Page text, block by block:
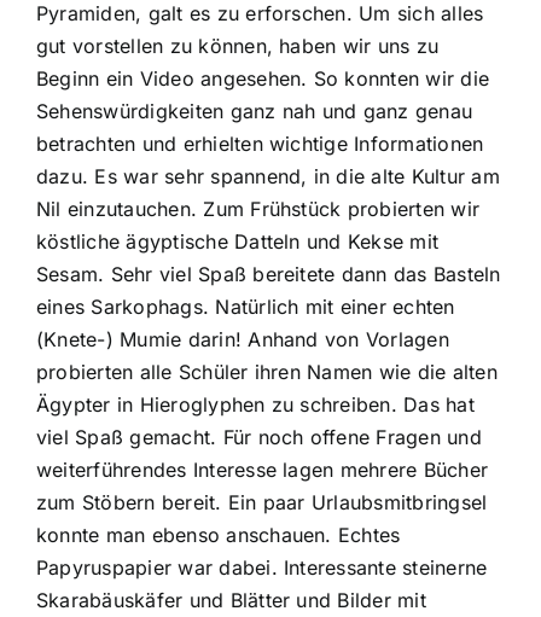
Pyramiden, galt es zu erforschen. Um sich alles
gut vorstellen zu können, haben wir uns zu
Beginn ein Video angesehen. So konnten wir die
Sehenswürdigkeiten ganz nah und ganz genau
betrachten und erhielten wichtige Informationen
dazu. Es war sehr spannend, in die alte Kultur am
Nil einzutauchen. Zum Frühstück probierten wir
köstliche ägyptische Datteln und Kekse mit
Sesam. Sehr viel Spaß bereitete dann das Basteln
eines Sarkophags. Natürlich mit einer echten
(Knete-) Mumie darin! Anhand von Vorlagen
probierten alle Schüler ihren Namen wie die alten
Ägypter in Hieroglyphen zu schreiben. Das hat
viel Spaß gemacht. Für noch offene Fragen und
weiterführendes Interesse lagen mehrere Bücher
zum Stöbern bereit. Ein paar Urlaubsmitbringsel
konnte man ebenso anschauen. Echtes
Papyruspapier war dabei. Interessante steinerne
Skarabäuskäfer und Blätter und Bilder mit